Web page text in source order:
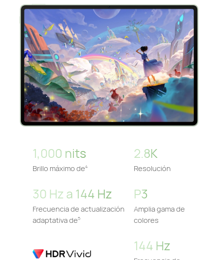
1,000 nits
Brillo máximo de4
2.8K
Resolución
30 Hz a 144 Hz
Frecuencia de actualización
adaptativa de5
144 Hz
P3
Amplia gama de
colores